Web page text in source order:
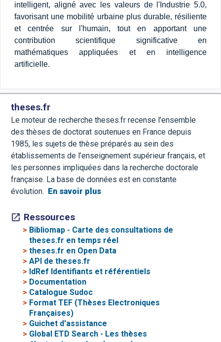
intelligent, aligné avec les valeurs de l'Industrie 5.0,
favorisant une mobilité urbaine plus durable, résiliente
et centrée sur l'humain, tout en apportant une
contribution scientifique significative en
mathématiques appliquées et en intelligence
artificielle.
theses.fr
Le moteur de recherche theses.fr recense l’ensemble
des thèses de doctorat soutenues en France depuis
1985, les sujets de thèse préparés au sein des
établissements de l’enseignement supérieur français, et
les personnes impliquées dans la recherche doctorale
française. La base de données est en constante
évolution.
En savoir plus
Ressources
> Bibliomap - Carte des consultations de
theses.fr en temps réel
>theses.fr en Open Data
>API de theses.fr
> IdRef Identifiants et référentiels
> Documentation
> Catalogue Sudoc
> Format TEF (Thèses Electroniques
Françaises)
> Guichet d'assistance
> Global ETD Search - Les thèses